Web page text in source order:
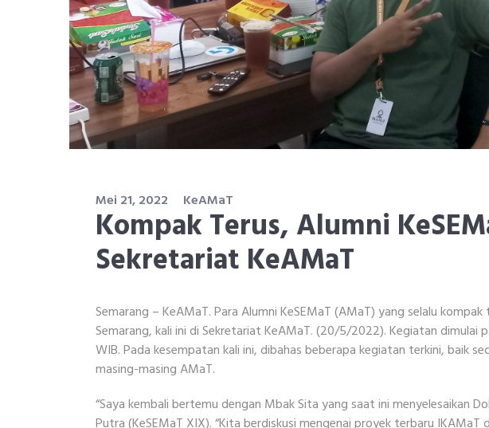
Mei 21, 2022 KeAMaT
Kompak Terus, Alumni
Sekretariat KeAMaT
Semarang – KeAMaT. Para Alumni KeSEMaT (AMaT) yang selalu
Semarang, kali ini di Sekretariat KeAMaT. (20/5/2022). Kegiatan dimulai
WIB. Pada kesempatan kali ini, dibahas beberapa kegiatan terkini, baik
masing-masing AMaT.
“Saya kembali bertemu dengan Mbak Sita yang saat ini menyelesaikan